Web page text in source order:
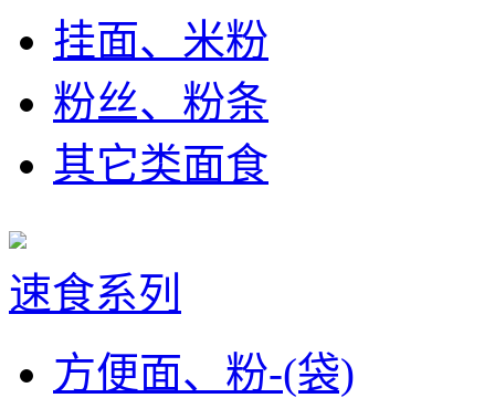
挂面、米粉
粉丝、粉条
其它类面食
速食系列
方便面、粉-(袋)